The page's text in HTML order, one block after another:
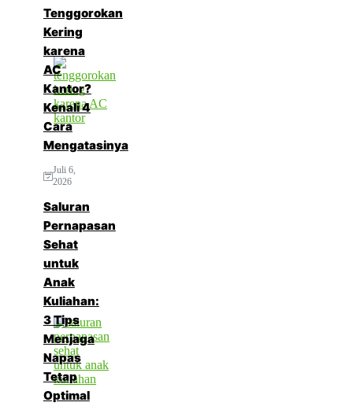
Tenggorokan
Kering
karena
AC
Kantor?
Kenali 4
Cara
Mengatasinya
Juli 6,
2026
Saluran
Pernapasan
Sehat
untuk
Anak
Kuliahan:
3 Tips
Menjaga
Napas
Tetap
Optimal